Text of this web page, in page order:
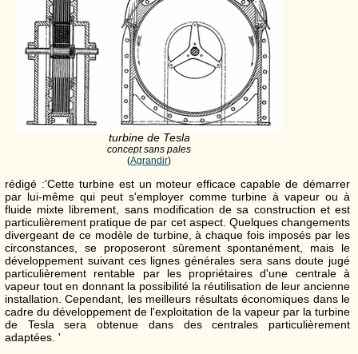
turbine de Tesla
concept sans pales
(Agrandir)
rédigé :'Cette turbine est un moteur efficace capable de démarrer
par lui-même qui peut s'employer comme turbine à vapeur ou à
fluide mixte librement, sans modification de sa construction et est
particulièrement pratique de par cet aspect. Quelques changements
divergeant de ce modèle de turbine, à chaque fois imposés par les
circonstances, se proposeront sûrement spontanément, mais le
développement suivant ces lignes générales sera sans doute jugé
particulièrement rentable par les propriétaires d'une centrale à
vapeur tout en donnant la possibilité la réutilisation de leur ancienne
installation. Cependant, les meilleurs résultats économiques dans le
cadre du développement de l'exploitation de la vapeur par la turbine
de Tesla sera obtenue dans des centrales particulièrement
adaptées. '